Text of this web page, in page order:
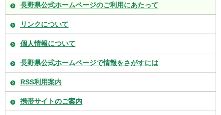
長野県公式ホームページのご利用にあたって
リンクについて
個人情報について
長野県公式ホームページで情報をさがすには
RSS利用案内
携帯サイトのご案内